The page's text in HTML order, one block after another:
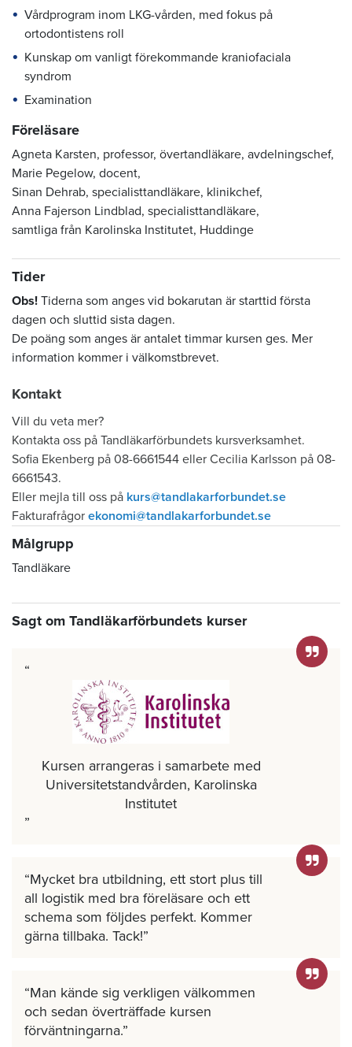
Vårdprogram inom LKG-vården, med fokus på
ortodontistens roll
Kunskap om vanligt förekommande kraniofaciala
syndrom
Examination
Föreläsare
Agneta Karsten, professor, övertandläkare, avdelningschef,
Marie Pegelow, docent,
Sinan Dehrab, specialisttandläkare, klinikchef,
Anna Fajerson Lindblad, specialisttandläkare,
samtliga från Karolinska Institutet, Huddinge
Tider
Obs! Tiderna som anges vid bokarutan är starttid första
dagen och sluttid sista dagen.
De poäng som anges är antalet timmar kursen ges. Mer
information kommer i välkomstbrevet.
Kontakt
Vill du veta mer?
Kontakta oss på Tandläkarförbundets kursverksamhet.
Sofia Ekenberg på 08-6661544 eller Cecilia Karlsson på 08-
6661543.
Eller mejla till oss på kurs@tandlakarforbundet.se
Fakturafrågor ekonomi@tandlakarforbundet.se
Målgrupp
Tandläkare
Sagt om Tandläkarförbundets kurser
Kursen arrangeras i samarbete med
Universitetstandvården, Karolinska
Institutet
Mycket bra utbildning, ett stort plus till
all logistik med bra föreläsare och ett
schema som följdes perfekt. Kommer
gärna tillbaka. Tack!
Man kände sig verkligen välkommen
och sedan överträffade kursen
förväntningarna.